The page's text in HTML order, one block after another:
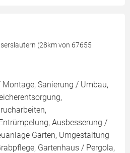
(28km von 67655
Montage, Sanierung / Umbau,
Ausbesserung /
Garten, Umgestaltung
Gartenhaus / Pergola,